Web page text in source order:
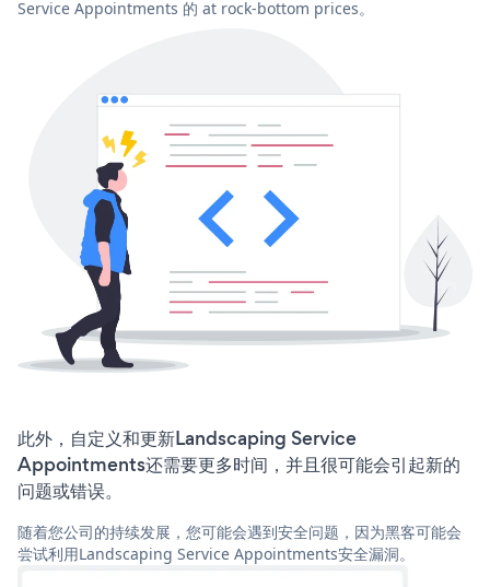
Service Appointments 的 at rock-bottom prices。
此外，自定义和更新Landscaping Service
Appointments还需要更多时间，并且很可能会引起新的
问题或错误。
随着您公司的持续发展，您可能会遇到安全问题，因为黑客可能会
尝试利用Landscaping Service Appointments安全漏洞。